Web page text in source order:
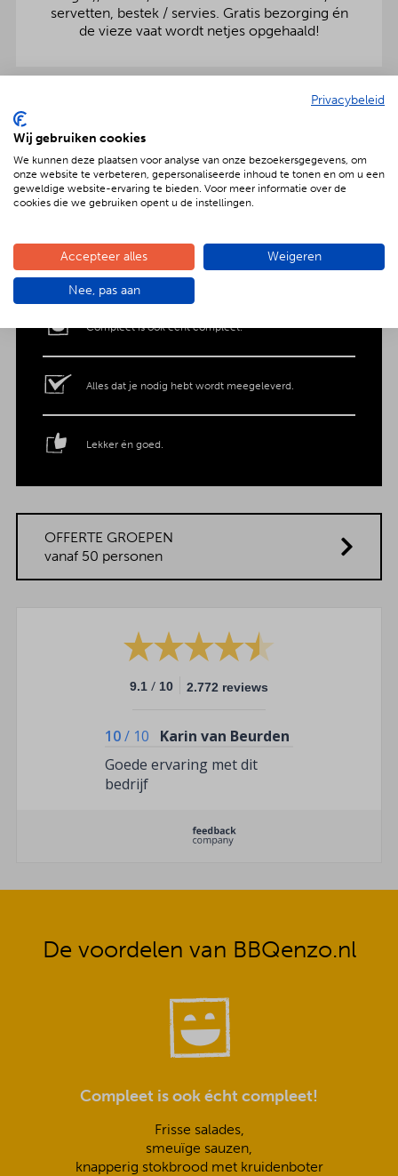
servetten, bestek / servies. Gratis bezorging én
de vieze vaat wordt netjes opgehaald!
aankleding op tafel. Voor maar € 2,- per persoon
extra wordt het vlees en de salades in
porseleinen schalen gepresenteerd. Dat is
Compleet is ook écht compleet.
Alles dat je nodig hebt wordt meegeleverd.
Lekker én goed.
OFFERTE GROEPEN
vanaf 50 personen
9.1 / 10 2.772 reviews
10/ 10
Karin van Beurden
Goede ervaring met dit
bedrijf
De voordelen van BBQenzo.nl
Compleet is ook écht compleet!
Frisse salades,
smeuïge sauzen,
knapperig stokbrood met kruidenboter
Privacybeleid
Wij gebruiken cookies
We kunnen deze plaatsen voor analyse van onze bezoekersgegevens, om
onze website te verbeteren, gepersonaliseerde inhoud te tonen en om u een
geweldige website-ervaring te bieden. Voor meer informatie over de
cookies die we gebruiken opent u de instellingen.
Accepteer alles Weigeren
Nee, pas aan